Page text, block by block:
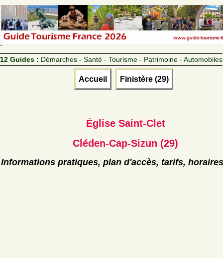
12 Guides : Démarches - Santé - Tourisme - Patrimoine - Automobiles
Accueil Finistère (29)
Église Saint-Clet
Cléden-Cap-Sizun (29)
Informations pratiques, plan d'accès, tarifs, horaires